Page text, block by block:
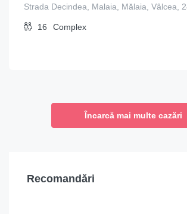
16 Complex
Încarcă mai multe cazări
Recomandări